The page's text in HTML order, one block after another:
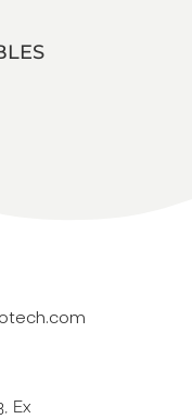
Ex